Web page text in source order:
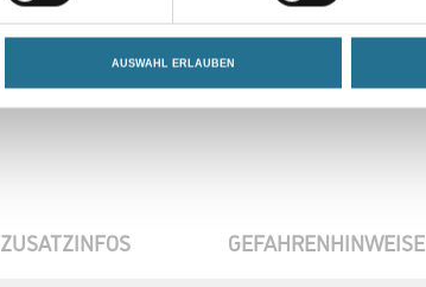
AUSWAHL ERLAUBEN
ZUSATZINFOS GEFAHRENHINWEISE